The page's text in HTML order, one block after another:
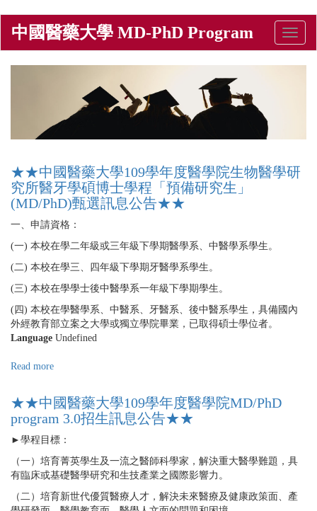
main
content
中國醫藥大學 MD-PhD Program
Toggle
★★中國醫藥大學109學年度醫學院生物醫學研
究所醫牙學碩博士學程「預備研究生」
(MD/PhD)甄選訊息公告★★
一、申請資格：
(一) 本校在學二年級或三年級下學期醫學系、中醫學系學生。
(二) 本校在學三、四年級下學期牙醫學系學生。
(三) 本校在學學士後中醫學系一年級下學期學生。
(四) 本校在學醫學系、中醫系、牙醫系、後中醫系學生，具備國內
外經教育部立案之大學或獨立學院畢業，已取得碩士學位者。
Language Undefined
Read more
中
國
醫
藥
學
109
學
年
★★中國醫藥大學109學年度醫學院MD/PhD
program 3.0招生訊息公告★★
►學程目標：
（一）培育菁英學生及一流之醫師科學家，解決重大醫學難題，具
有臨床或基礎醫學研究和生技產業之國際影響力。
（二）培育新世代優質醫療人才，解決未來醫療及健康政策面、產